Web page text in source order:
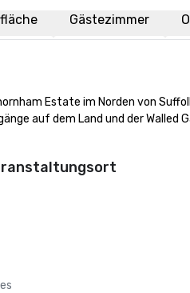
Gästezimmer
Estate im Norden von
auf dem Land und der